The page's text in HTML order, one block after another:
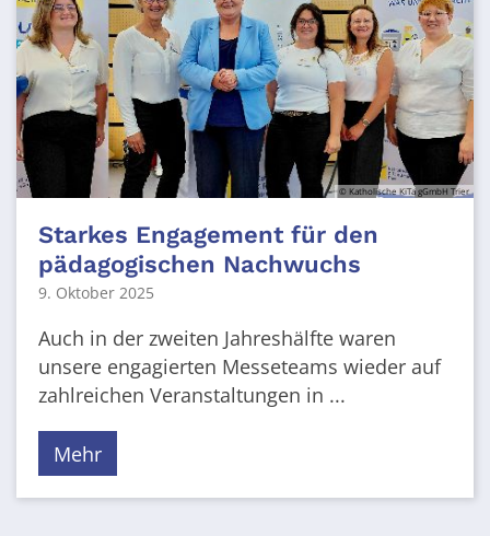
© Katholische KiTa gGmbH Trier
Starkes Engagement für den
pädagogischen Nachwuchs
9. Oktober 2025
Auch in der zweiten Jahreshälfte waren
unsere engagierten Messeteams wieder auf
zahlreichen Veranstaltungen in ...
Mehr